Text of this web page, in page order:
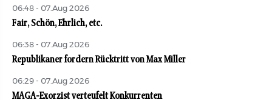
06:48 - 07.Aug 2026
Fair, Schön, Ehrlich, etc.
06:38 - 07.Aug 2026
Republikaner fordern Rücktritt von Max Miller
06:29 - 07.Aug 2026
MAGA-Exorzist verteufelt Konkurrenten